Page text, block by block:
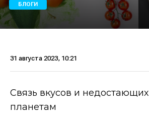
БЛОГИ
31 августа 2023, 10:21
Связь вкусов и
планетам